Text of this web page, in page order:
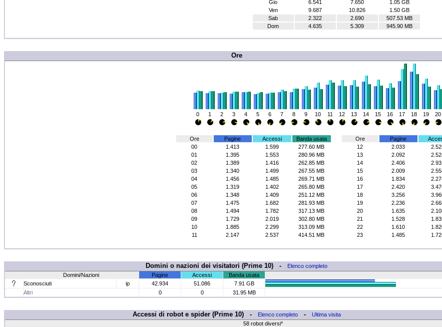
Gio
6.541 7.650
1.05 GB
Ven
9.687 10.826
1.50 GB
Sab
2.322 2.690
507.53 MB
Dom
4.635 5.309 945.90 MB
Ore
0 1 2 3 4 5 6 7 8 9 10 11 12 13 14 15 16 17 18 19 20
Ore Pagine Accessi
Banda usata
00
1.413 1.599
277.60 MB
01
1.395 1.553
280.96 MB
02
1.389 1.416
262.85 MB
03
1.340 1.499
267.55 MB
04
1.456 1.485
269.71 MB
05
1.319 1.402
265.80 MB
06
1.348 1.409
251.12 MB
07
1.475 1.682
281.93 MB
08
1.494 1.782
317.13 MB
09
1.729 2.019
302.80 MB
10
1.885 2.299
313.09 MB
11
2.147 2.537 414.51 MB
Ore Pagine
12
2.033
13
2.092
14
2.406
15
2.009
16
1.834
17
2.420
18
3.256
19
2.236
20
1.635
21
1.528
22
1.610
23
1.485
Domini o nazioni dei visitatori (Prime 10) -
Elenco completo
Domini/Nazioni
Pagine Accessi
Banda usata
Sconosciuti
ip 42.934 51.086
7.91 GB
Altri
0 0 31.95 MB
Accessi di robot e spider (Prime 10) - Elenco completo-
Ultima visita
58 robot diversi*